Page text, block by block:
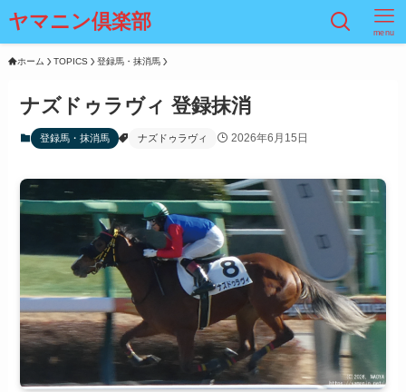
ヤマニン倶楽部 menu
ホーム TOPICS 登録馬・抹消馬
ナズドゥラヴィ 登録抹消
登録馬・抹消馬 ナズドゥラヴィ 2026年6月15日